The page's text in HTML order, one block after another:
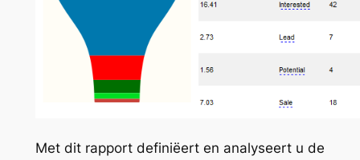
Met dit rapport definiëert en analyseert u de